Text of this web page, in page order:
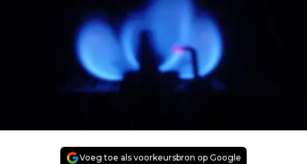
Voeg toe als voorkeursbron op Google